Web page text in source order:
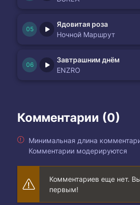
Ядовитая роза
Ночной Маршрут
Завтрашним днём
ENZRO
Комментарии (0)
Минимальная длина
Комментарии модерируются
Комментариев еще нет.
первым!